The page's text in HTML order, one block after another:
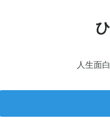
人生面